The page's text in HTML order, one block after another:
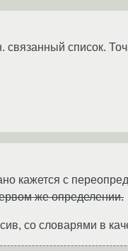
связанный список.
кажется с
же определении.
со словарями в